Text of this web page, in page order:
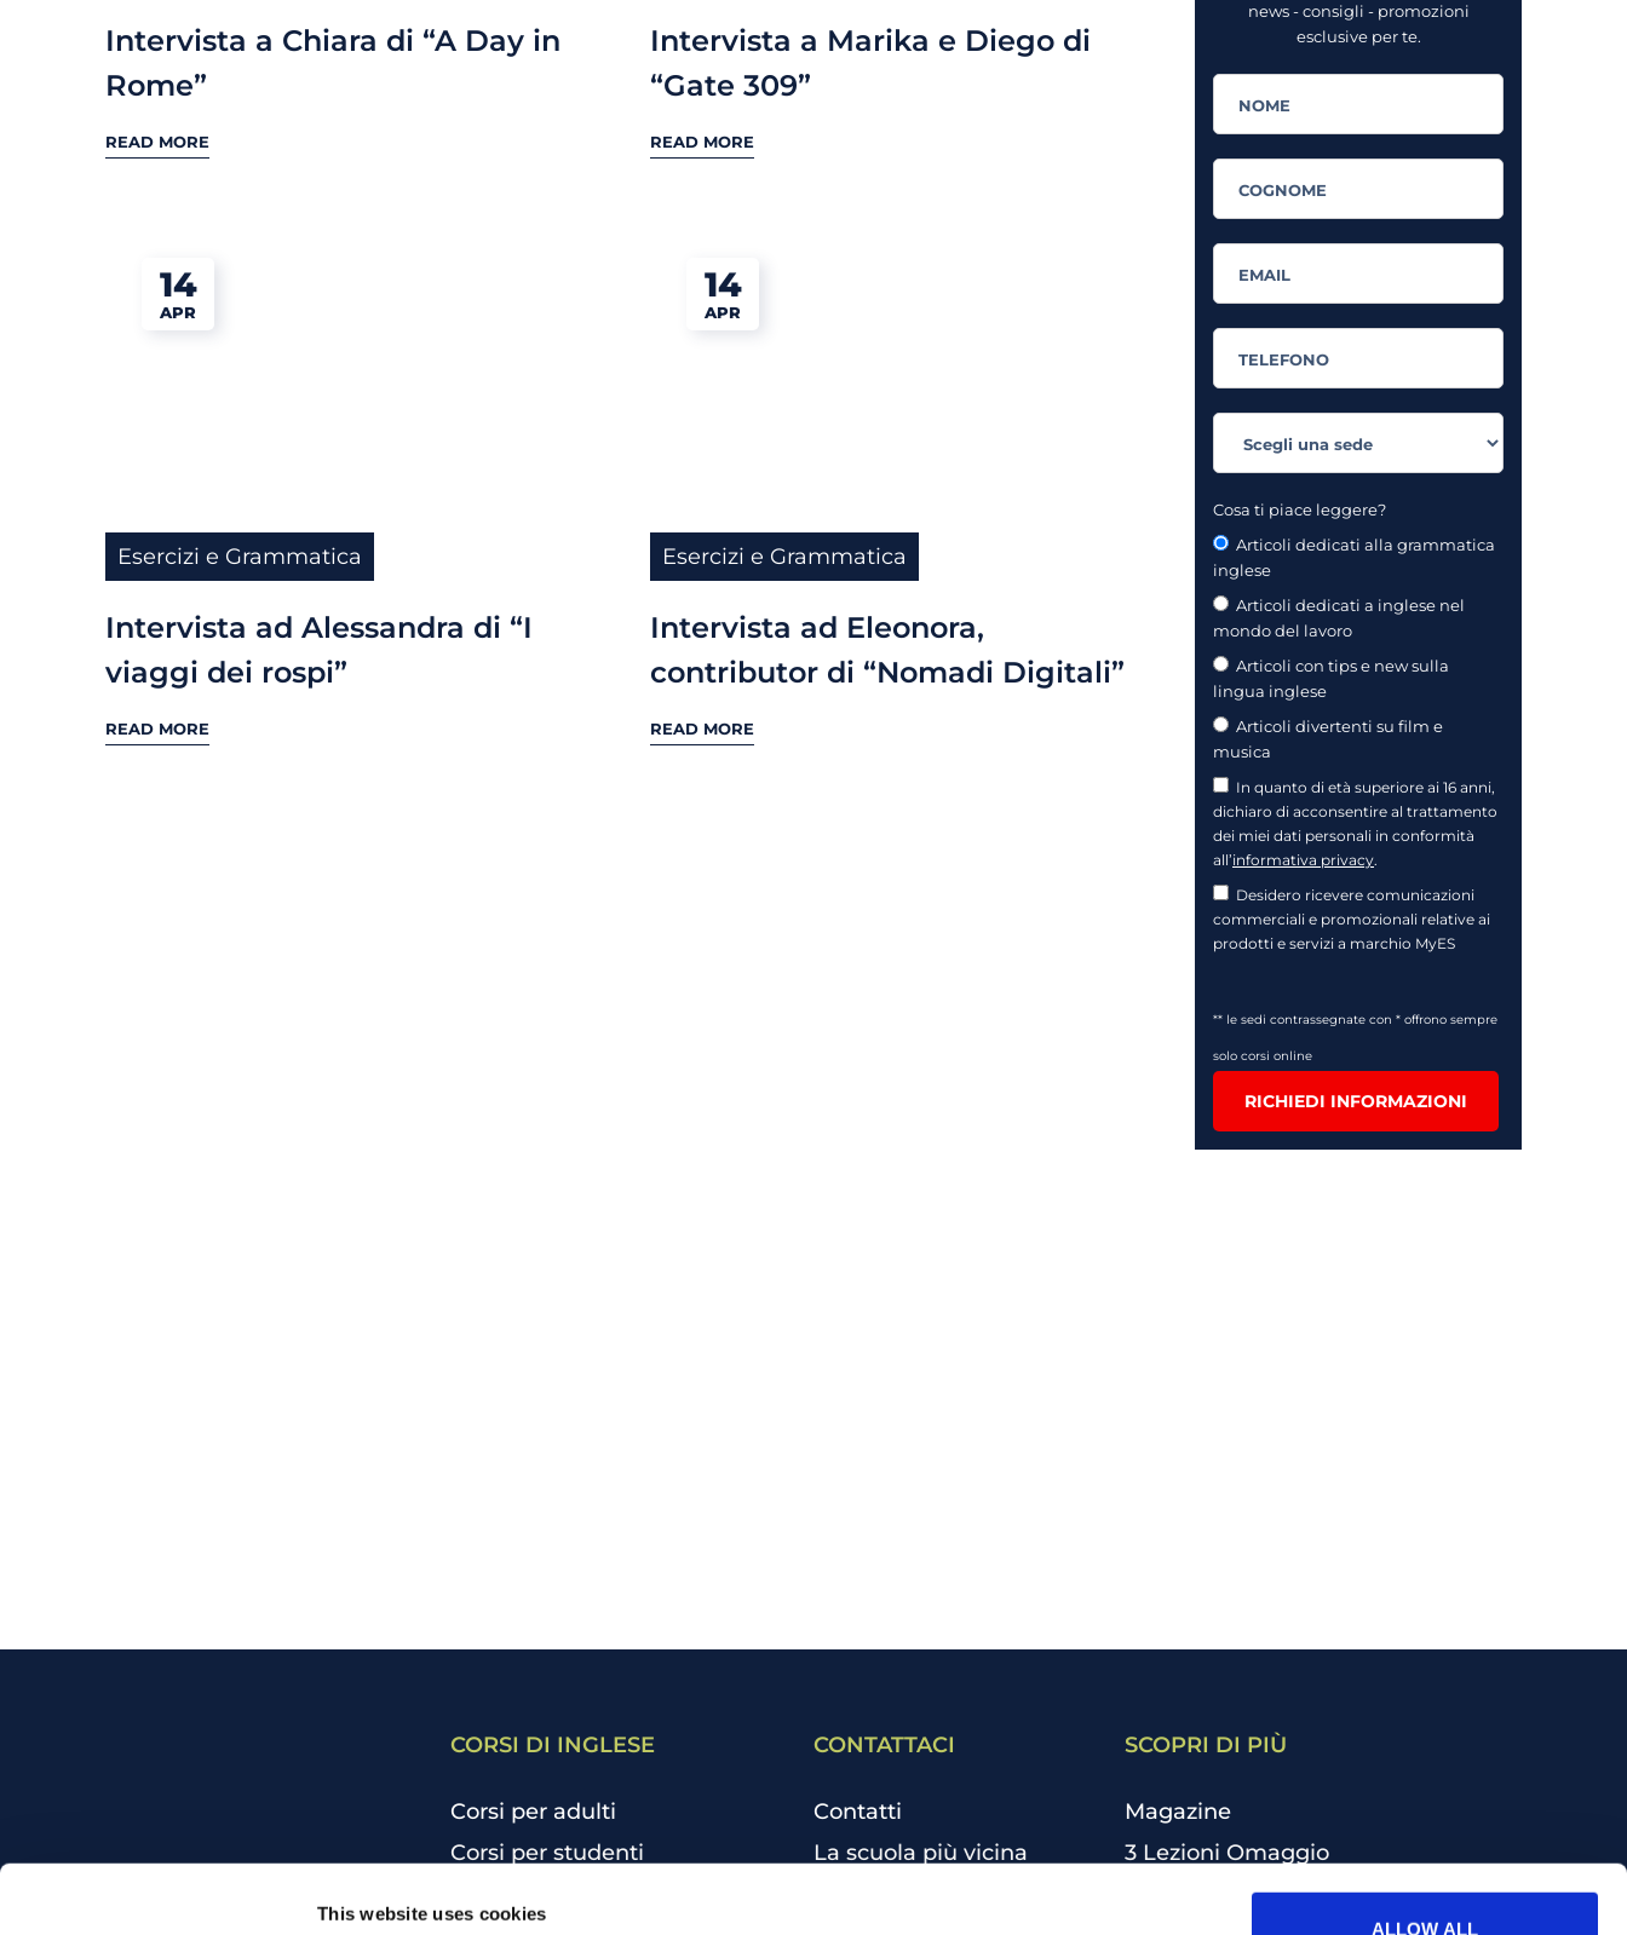
This website uses cookies
ALLOW ALL
Intervista a Chiara di “A Day in
Rome”
READ MORE
Intervista a Marika e Diego di
“Gate 309”
READ MORE
14
APR
Esercizi e Grammatica
Intervista ad Alessandra di “I
viaggi dei rospi”
READ MORE
14
APR
Esercizi e Grammatica
Intervista ad Eleonora,
contributor di “Nomadi Digitali”
READ MORE
news - consigli - promozioni
esclusive per te.
Cosa ti piace leggere?
Articoli dedicati alla grammatica
inglese
Articoli dedicati a inglese nel
mondo del lavoro
Articoli con tips e new sulla
lingua inglese
Articoli divertenti su film e
musica
In quanto di età superiore ai 16 anni,
dichiaro di acconsentire al trattamento
dei miei dati personali in conformità
all’informativa privacy.
Desidero ricevere comunicazioni
commerciali e promozionali relative ai
prodotti e servizi a marchio MyES
** le sedi contrassegnate con * offrono sempre
solo corsi online
RICHIEDI INFORMAZIONI
CORSI DI INGLESE
Corsi per adulti
Corsi per studenti
CONTATTACI
Contatti
La scuola più vicina
SCOPRI DI PIÙ
Magazine
3 Lezioni Omaggio